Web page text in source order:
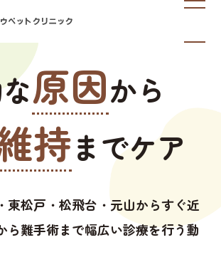
原因から
持までケア
東松戸・松飛台・元山からすぐ近
ら難手術まで幅広い診療を行う動